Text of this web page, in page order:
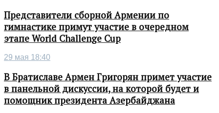
Представители сборной Армении по
гимнастике примут участие в очередном
этапе World Challenge Cup
29 мая 18:40
В Братиславе Армен Григорян примет участие
в панельной дискуссии, на которой будет и
помощник президента Азербайджана